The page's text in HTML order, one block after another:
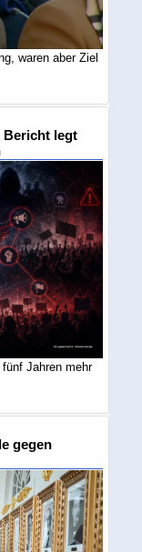
waren aber Ziel
Bericht legt
Jahren mehr
gegen